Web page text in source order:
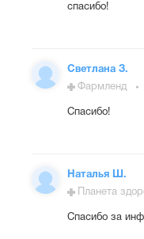
спасибо!
Светлана З.
Фармленд
Спасибо!
Наталья Ш.
Планета
Спасибо за